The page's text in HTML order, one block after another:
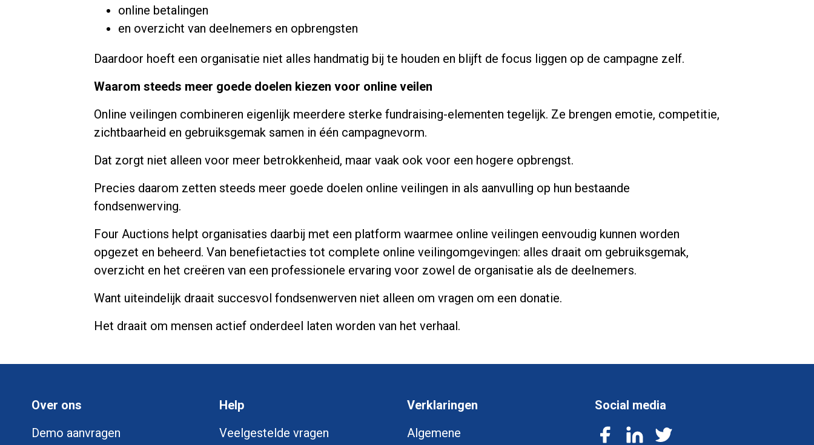
online betalingen
en overzicht van deelnemers en opbrengsten
Daardoor hoeft een organisatie niet alles handmatig bij te houden en blijft de focus liggen op de campagne zelf.
Waarom steeds meer goede doelen kiezen voor online veilen
Online veilingen combineren eigenlijk meerdere sterke fundraising-elementen tegelijk. Ze brengen emotie, competitie,
zichtbaarheid en gebruiksgemak samen in één campagnevorm.
Dat zorgt niet alleen voor meer betrokkenheid, maar vaak ook voor een hogere opbrengst.
Precies daarom zetten steeds meer goede doelen online veilingen in als aanvulling op hun bestaande
fondsenwerving.
Four Auctions helpt organisaties daarbij met een platform waarmee online veilingen eenvoudig kunnen worden
opgezet en beheerd. Van benefietacties tot complete online veilingomgevingen: alles draait om gebruiksgemak,
overzicht en het creëren van een professionele ervaring voor zowel de organisatie als de deelnemers.
Want uiteindelijk draait succesvol fondsenwerven niet alleen om vragen om een donatie.
Het draait om mensen actief onderdeel laten worden van het verhaal.
Over ons
Demo aanvragen
Help
Veelgestelde vragen
Verklaringen
Algemene
Social media
FacebookLinkedInTwitter